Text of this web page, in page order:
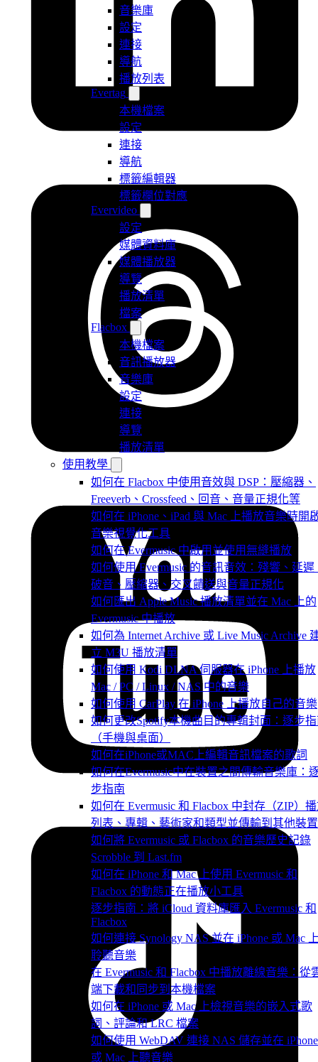
音樂庫
設定
連接
導航
播放列表
Evertag
本機檔案
設定
連接
導航
標籤編輯器
標籤欄位對應
Evervideo
設定
媒體資料庫
媒體播放器
導覽
播放清單
檔案
Flacbox
本機檔案
音訊播放器
音樂庫
設定
連接
導覽
播放清單
使用教學
如何在 Flacbox 中使用音效與 DSP：壓縮器、
Freeverb、Crossfeed、回音、音量正規化等
如何在 iPhone、iPad 與 Mac 上播放音樂時開
音樂視覺化工具
如何在 Evermusic 中啟用並使用無縫播放
如何使用 Evermusic 的音訊音效：殘響、延遲
破音、壓縮器、交叉饋送與音量正規化
如何匯出 Apple Music 播放清單並在 Mac 上的
Evermusic 中播放
如何為 Internet Archive 或 Live Music Archive
立 M3U 播放清單
如何使用 Kodi DLNA 伺服器在 iPhone 上播放
Mac / PC / Linux / NAS 中的音樂
如何使用 CarPlay 在 iPhone 上播放自己的音樂
如何更改Spotify本機曲目的專輯封面：逐步
（手機與桌面）
如何在iPhone或MAC上編輯音訊檔案的歌詞
如何在Evermusic中在裝置之間傳輸音樂庫：
步指南
如何在 Evermusic 和 Flacbox 中封存（ZIP）
列表、專輯、藝術家和類型並傳輸到其他裝置
如何將 Evermusic 或 Flacbox 的音樂歷史記錄
Scrobble 到 Last.fm
如何在 iPhone 和 Mac 上使用 Evermusic 和
Flacbox 的動態正在播放小工具
逐步指南：將 iCloud 資料庫匯入 Evermusic 和
Flacbox
如何連接 Synology NAS 並在 iPhone 或 Mac
聆聽音樂
在 Evermusic 和 Flacbox 中播放離線音樂：從
端下載和同步到本機檔案
如何在 iPhone 或 Mac 上檢視音樂的嵌入式歌
詞、評論和 LRC 檔案
如何使用 WebDAV 連接 NAS 儲存並在 iPhone
或 Mac 上聽音樂